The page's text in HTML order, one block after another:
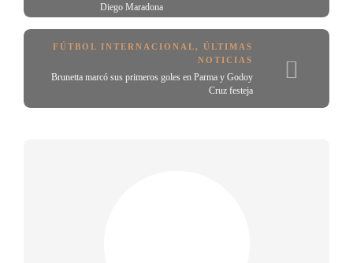
Diego Maradona
FÚTBOL INTERNACIONAL, ÚLTIMAS
NOTICIAS
Brunetta marcó sus primeros goles en Parma y Godoy
Cruz festeja